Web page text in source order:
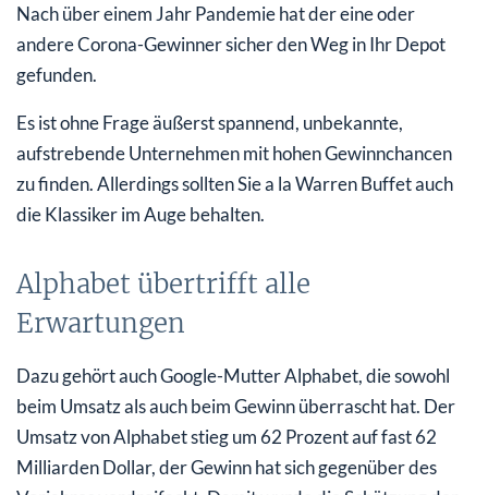
Nach über einem Jahr Pandemie hat der eine oder
andere Corona-Gewinner sicher den Weg in Ihr Depot
gefunden.
Es ist ohne Frage äußerst spannend, unbekannte,
aufstrebende Unternehmen mit hohen Gewinnchancen
zu finden. Allerdings sollten Sie a la Warren Buffet auch
die Klassiker im Auge behalten.
Alphabet übertrifft alle
Erwartungen
Dazu gehört auch Google-Mutter Alphabet, die sowohl
beim Umsatz als auch beim Gewinn überrascht hat. Der
Umsatz von Alphabet stieg um 62 Prozent auf fast 62
Milliarden Dollar, der Gewinn hat sich gegenüber des